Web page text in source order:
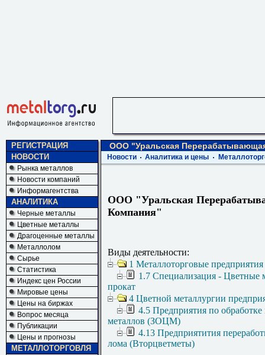
РЕГИСТРАЦИЯ
НОВОСТИ
Рынка металлов
Новости компаний
Информагентства
АНАЛИТИКА
Черные металлы
Цветные металлы
Драгоценные металлы
Металлолом
Сырье
Статистика
Индекс цен России
Мировые цены
Цены на биржах
Вопрос месяца
Публикации
Цены и прогнозы
МЕТАЛЛОТОРГОВЛЯ
ООО "Уральская
Новости Аналитика и цены
ООО "Уральская
Компания"
Виды деятельности:
1 Металлоторговые
1.7 Специализация - Цветные
прокат
4 Цветной металлургии
4.5 Предприятия по
металлов (ЗОЦМ)
4.13 Предприятития
лома (Вторцветметы)